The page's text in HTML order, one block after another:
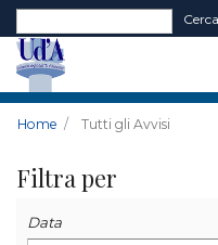
Form di ricerca
Cerca
Home Tutti gli Avvisi
Filtra per
Data
Data
Data